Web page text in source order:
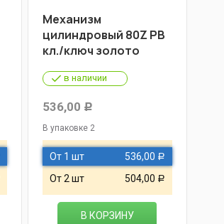
Механизм
цилиндровый 80Z PB
кл./ключ золото
в наличии
536,00 Р
В упаковке 2
От 1 шт 536,00 Р
От 2 шт 504,00 Р
В КОРЗИНУ